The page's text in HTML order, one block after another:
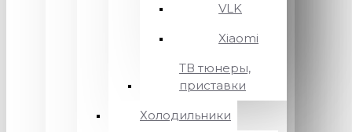
VLK
Xiaomi
ТВ тюнеры,
приставки
Холодильники